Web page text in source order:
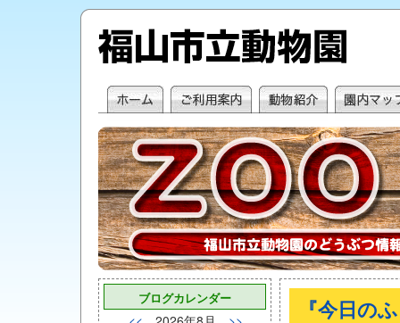
ブログカレンダー 『今日の